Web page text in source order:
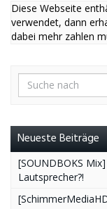
Diese Webseite
verwendet, dann
dabei mehr zahlen
Neueste Beiträge
[SOUNDBOKS
Lautsprecher?!